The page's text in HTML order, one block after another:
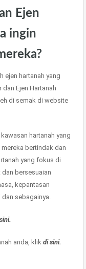
Ejen
ingin
ejen hartanah yang
Ejen Hartanah
di semak di website
hartanah yang
bertindak dan
yang fokus di
dan bersesuaian
kepantasan
sebagainya.
anda, klik di sini.